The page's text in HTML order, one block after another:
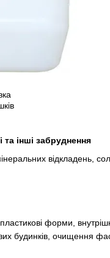
інші забруднення
відкладень,
форми,
будинків, очищення